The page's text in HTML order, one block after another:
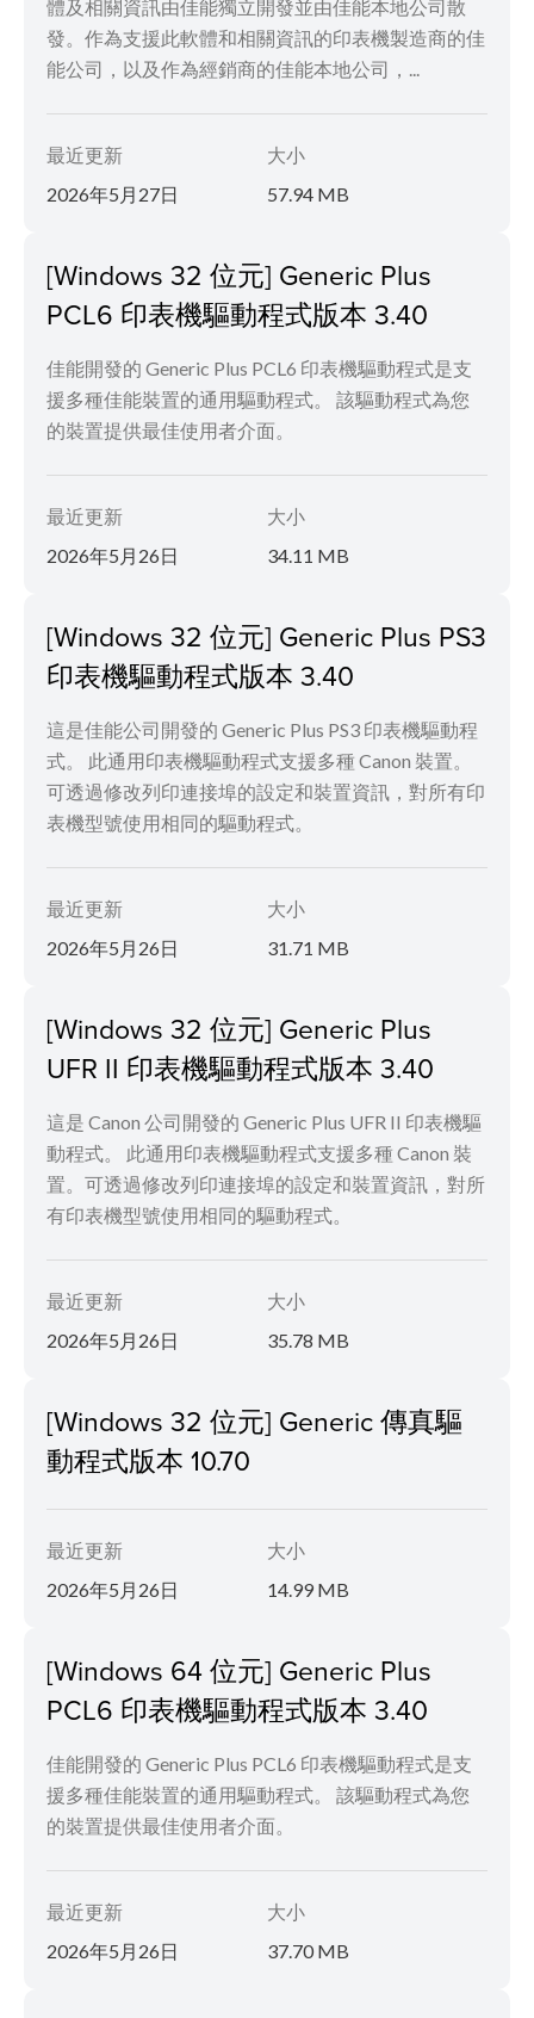
體及相關資訊由佳能獨立開發並由佳能本地公司散
發。作為支援此軟體和相關資訊的印表機製造商的佳
能公司，以及作為經銷商的佳能本地公司，...
最近更新
2026年5月27日
大小
57.94 MB
[Windows 32 位元] Generic Plus
PCL6 印表機驅動程式版本 3.40
佳能開發的 Generic Plus PCL6 印表機驅動程式是支
援多種佳能裝置的通用驅動程式。 該驅動程式為您
的裝置提供最佳使用者介面。
最近更新
2026年5月26日
大小
34.11 MB
[Windows 32 位元] Generic Plus PS3
印表機驅動程式版本 3.40
這是佳能公司開發的 Generic Plus PS3 印表機驅動程
式。 此通用印表機驅動程式支援多種 Canon 裝置。
可透過修改列印連接埠的設定和裝置資訊，對所有印
表機型號使用相同的驅動程式。
最近更新
2026年5月26日
大小
31.71 MB
[Windows 32 位元] Generic Plus
UFR II 印表機驅動程式版本 3.40
這是 Canon 公司開發的 Generic Plus UFR II 印表機驅
動程式。 此通用印表機驅動程式支援多種 Canon 裝
置。可透過修改列印連接埠的設定和裝置資訊，對所
有印表機型號使用相同的驅動程式。
最近更新
2026年5月26日
大小
35.78 MB
[Windows 32 位元] Generic 傳真驅
動程式版本 10.70
最近更新
2026年5月26日
大小
14.99 MB
[Windows 64 位元] Generic Plus
PCL6 印表機驅動程式版本 3.40
佳能開發的 Generic Plus PCL6 印表機驅動程式是支
援多種佳能裝置的通用驅動程式。 該驅動程式為您
的裝置提供最佳使用者介面。
最近更新
2026年5月26日
大小
37.70 MB